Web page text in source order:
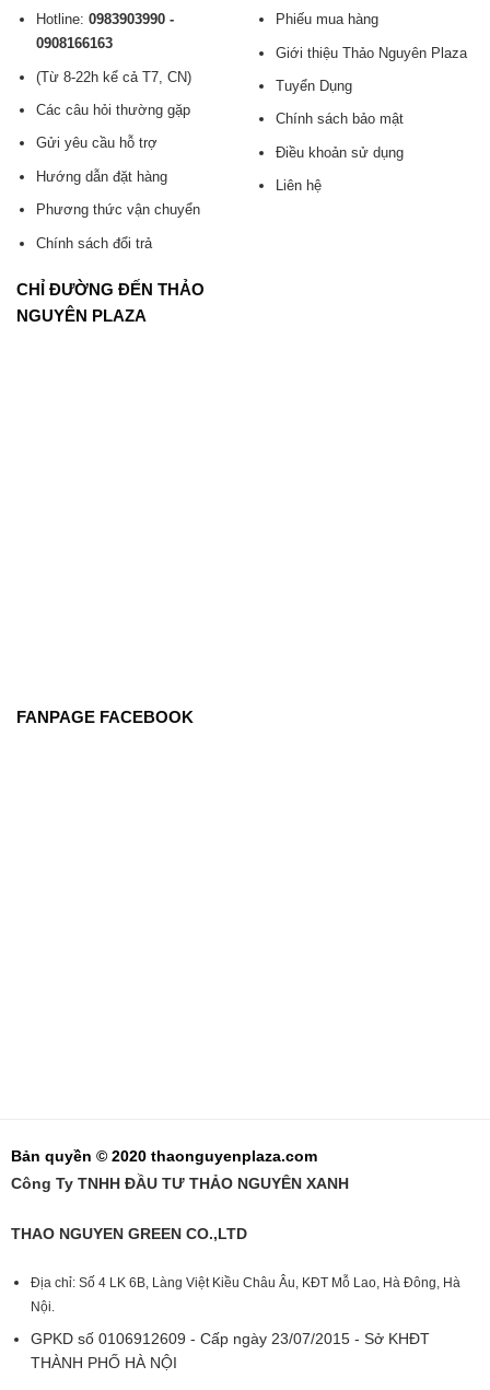
Hotline: 0983903990 -
0908166163
(Từ 8-22h kể cả T7, CN)
Các câu hỏi thường gặp
Gửi yêu cầu hỗ trợ
Hướng dẫn đặt hàng
Phương thức vận chuyển
Chính sách đổi trả
Phiếu mua hàng
Giới thiệu Thảo Nguyên Plaza
Tuyển Dụng
Chính sách bảo mật
Điều khoản sử dụng
Liên hệ
CHỈ ĐƯỜNG ĐẾN THẢO
NGUYÊN PLAZA
FANPAGE FACEBOOK
Bản quyền © 2020 thaonguyenplaza.com
Công Ty TNHH ĐẦU TƯ THẢO NGUYÊN XANH
THAO NGUYEN GREEN CO.,LTD
Địa chỉ: Số 4 LK 6B, Làng Việt Kiều Châu Âu, KĐT Mỗ Lao, Hà Đông, Hà
Nội.
GPKD số 0106912609 - Cấp ngày 23/07/2015 - Sở KHĐT
THÀNH PHỐ HÀ NỘI